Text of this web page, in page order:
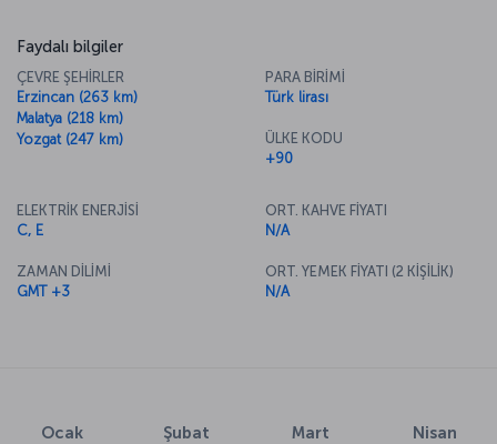
Faydalı bilgiler
ÇEVRE ŞEHİRLER
Erzincan (263 km)
Malatya (218 km)
Yozgat (247 km)
PARA BİRİMİ
Türk lirası
ÜLKE KODU
+90
ELEKTRİK ENERJİSİ
C, E
ZAMAN DİLİMİ
GMT +3
ORT. KAHVE FİYATI
N/A
ORT. YEMEK FİYATI (2 KİŞİLİK)
N/A
Ocak Şubat Mart Nisan